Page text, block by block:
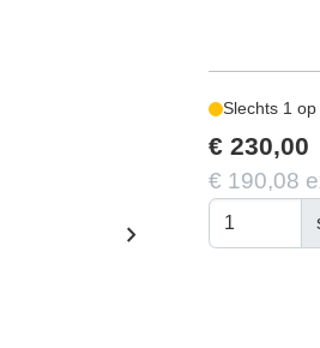
chevron_right
Slechts 1
€ 230,00
€ 190,08